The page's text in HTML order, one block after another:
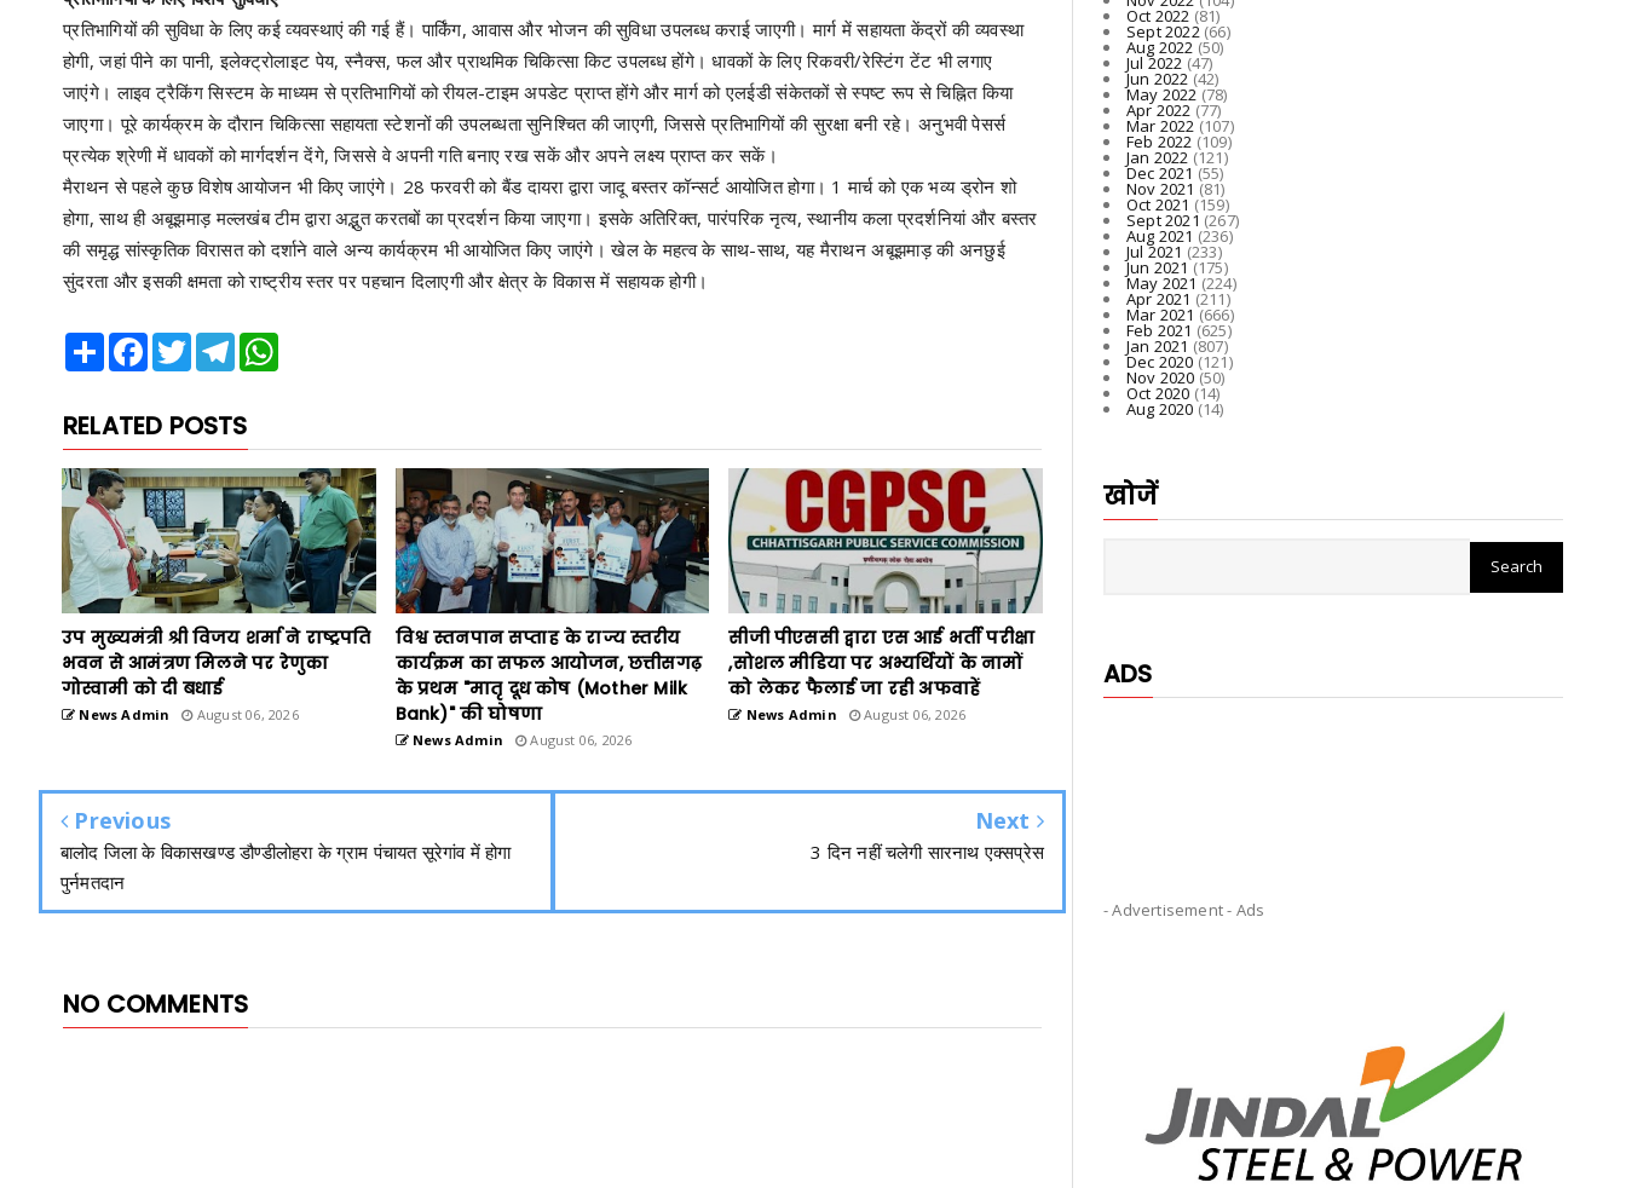
प्रतिभागियों की सुविधा के लिए कई व्यवस्थाएं की गई हैं। पार्किंग, आवास और भोजन की सुविधा उपलब्ध कराई जाएगी। मार्ग में सहायता केंद्रों की व्यवस्था
होगी, जहां पीने का पानी, इलेक्ट्रोलाइट पेय, स्नैक्स, फल और प्राथमिक चिकित्सा किट उपलब्ध होंगे। धावकों के लिए रिकवरी/रेस्टिंग टेंट भी लगाए
जाएंगे। लाइव ट्रैकिंग सिस्टम के माध्यम से प्रतिभागियों को रीयल-टाइम अपडेट प्राप्त होंगे और मार्ग को एलईडी संकेतकों से स्पष्ट रूप से चिह्नित किया
जाएगा। पूरे कार्यक्रम के दौरान चिकित्सा सहायता स्टेशनों की उपलब्धता सुनिश्चित की जाएगी, जिससे प्रतिभागियों की सुरक्षा बनी रहे। अनुभवी पेसर्स
प्रत्येक श्रेणी में धावकों को मार्गदर्शन देंगे, जिससे वे अपनी गति बनाए रख सकें और अपने लक्ष्य प्राप्त कर सकें।
मैराथन से पहले कुछ विशेष आयोजन भी किए जाएंगे। 28 फरवरी को बैंड दायरा द्वारा जादू बस्तर कॉन्सर्ट आयोजित होगा। 1 मार्च को एक भव्य ड्रोन शो
होगा, साथ ही अबूझमाड़ मल्लखंब टीम द्वारा अद्भुत करतबों का प्रदर्शन किया जाएगा। इसके अतिरिक्त, पारंपरिक नृत्य, स्थानीय कला प्रदर्शनियां और बस्तर
की समृद्ध सांस्कृतिक विरासत को दर्शाने वाले अन्य कार्यक्रम भी आयोजित किए जाएंगे। खेल के महत्व के साथ-साथ, यह मैराथन अबूझमाड़ की अनछुई
सुंदरता और इसकी क्षमता को राष्ट्रीय स्तर पर पहचान दिलाएगी और क्षेत्र के विकास में सहायक होगी।
Share Facebook
TwitterTelegram
RELATED POSTS
उप मुख्यमंत्री श्री विजय शर्मा ने राष्ट्रपति
भवन से आमंत्रण मिलने पर रेणुका
गोस्वामी को दी बधाई
News Admin August 06, 2026
विश्व स्तनपान सप्ताह के राज्य स्तरीय
कार्यक्रम का सफल आयोजन, छत्तीसगढ़
के प्रथम "मातृ दूध कोष (Mother Milk
Bank)" की घोषणा
News Admin August 06, 2026
सीजी पीएससी द्वारा एस आई भर्ती परीक्षा
,सोशल मीडिया पर अभ्यर्थियों के नामों
को लेकर फैलाई जा रही अफवाहें
News Admin August 06, 2026
Previous
बालोद जिला के विकासखण्ड डौण्डीलोहरा के ग्राम पंचायत सूरेगांव में होगा
पुर्नमतदान
Next
3 दिन नहीं चलेगी सारनाथ एक्सप्रेस
NO COMMENTS
Oct 2022 (81)
Sept 2022(66)
Aug 2022 (50)
Jul 2022 (47)
Jun 2022(42)
May 2022(78)
Apr 2022 (77)
Mar 2022(107)
Feb 2022 (109)
Jan 2022 (121)
Dec 2021 (55)
Nov 2021 (81)
Oct 2021 (159)
Sept 2021 (267)
Aug 2021 (236)
Jul 2021 (233)
Jun 2021(175)
May 2021(224)
Apr 2021 (211)
Mar 2021 (666)
Feb 2021 (625)
Jan 2021 (807)
Dec 2020(121)
Nov 2020 (50)
Oct 2020 (14)
Aug 2020(14)
खोजें
ADS
- Advertisement - Ads